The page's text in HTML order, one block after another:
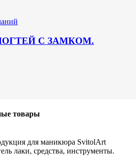
C ЗАМКОМ.
товары
для маникюра SvitolArt
лаки, средства, инструменты.